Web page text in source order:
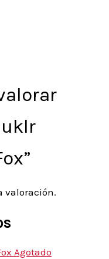
valoración.
Agotado